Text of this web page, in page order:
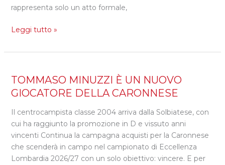
rappresenta solo un atto formale,
Leggi tutto »
TOMMASO MINUZZI È UN NUOVO
GIOCATORE DELLA CARONNESE
Il centrocampista classe 2004 arriva dalla Solbiatese, con
cui ha raggiunto la promozione in D e vissuto anni
vincenti Continua la campagna acquisti per la Caronnese
che scenderà in campo nel campionato di Eccellenza
Lombardia 2026/27 con un solo obiettivo: vincere. E per
TOMMASO
MINUZZI
UN
NUOVO
GIOCATORE
DELLA
CARONNESE